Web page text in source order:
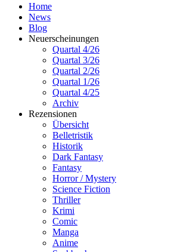
Home
News
Blog
Neuerscheinungen
Quartal 4/26
Quartal 3/26
Quartal 2/26
Quartal 1/26
Quartal 4/25
Archiv
Rezensionen
Übersicht
Belletristik
Historik
Dark Fantasy
Fantasy
Horror / Mystery
Science Fiction
Thriller
Krimi
Comic
Manga
Anime